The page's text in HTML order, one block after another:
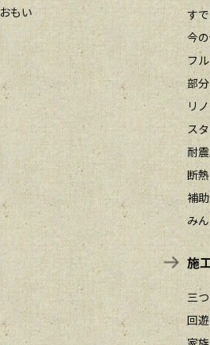
もい
す
今
フ
部
リ
ス
耐
断
補
み
施
三
回